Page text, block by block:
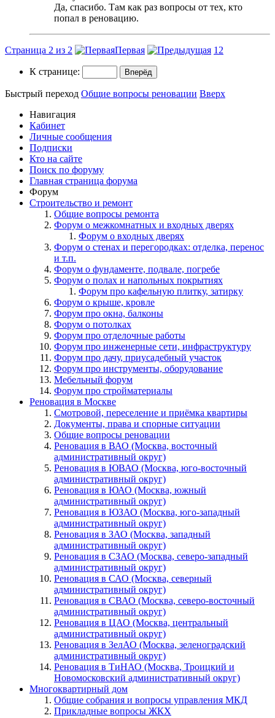
Да, спасибо. Там как раз вопросы от тех, кто
попал в реновацию.
Страница 2 из 2 Первая 1 2
К странице:
Быстрый переход Общие вопросы реновации Вверх
Навигация
Кабинет
Личные сообщения
Подписки
Кто на сайте
Поиск по форуму
Главная страница форума
Форум
Строительство и ремонт
Общие вопросы ремонта
Форум о межкомнатных и входных дверях
Форум о входных дверях
Форум о стенах и перегородках: отделка, перенос
и т.п.
Форум о фундаменте, подвале, погребе
Форум о полах и напольных покрытиях
Форум про кафельную плитку, затирку
Форум о крыше, кровле
Форум про окна, балконы
Форум о потолках
Форум про отделочные работы
Форум про инженерные сети, инфраструктуру
Форум про дачу, приусадебный участок
Форум про инструменты, оборудование
Мебельный форум
Форум про стройматериалы
Реновация в Москве
Смотровой, переселение и приёмка квартиры
Документы, права и спорные ситуации
Общие вопросы реновации
Реновация в ВАО (Москва, восточный
административный округ)
Реновация в ЮВАО (Москва, юго-восточный
административный округ)
Реновация в ЮАО (Москва, южный
административный округ)
Реновация в ЮЗАО (Москва, юго-западный
административный округ)
Реновация в ЗАО (Москва, западный
административный округ)
Реновация в СЗАО (Москва, северо-западный
административный округ)
Реновация в САО (Москва, северный
административный округ)
Реновация в СВАО (Москва, северо-восточный
административный округ)
Реновация в ЦАО (Москва, центральный
административный округ)
Реновация в ЗелАО (Москва, зеленоградский
административный округ)
Реновация в ТиНАО (Москва, Троицкий и
Новомосковский административный округ)
Многоквартирный дом
Общие собрания и вопросы управления МКД
Прикладные вопросы ЖКХ